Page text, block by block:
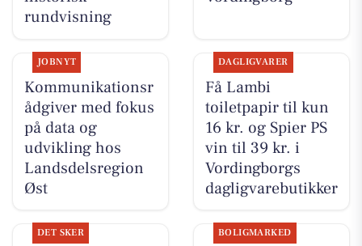
rundvisning
JOBNYT
Kommunikationsr
ådgiver med fokus
på data og
udvikling hos
Landsdelsregion
Øst
DAGLIGVARER
Få Lambi
toiletpapir til kun
16 kr. og Spier PS
vin til 39 kr. i
Vordingborgs
dagligvarebutikker
DET SKER BOLIGMARKED